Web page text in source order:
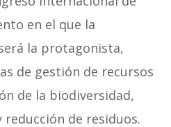
en el que la
la protagonista,
de gestión de recursos
de la biodiversidad,
de residuos.